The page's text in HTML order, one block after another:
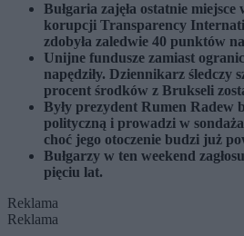
Bułgaria zajęła ostatnie
korupcji Transparency
zdobyła zaledwie 40 punktów
Unijne fundusze zamiast
napędziły. Dziennikarz śledczy
procent środków z Brukseli
Były prezydent Rumen Radew
polityczną i prowadzi w
choć jego otoczenie budzi już
Bułgarzy w ten weekend
pięciu lat.
Reklama
Reklama